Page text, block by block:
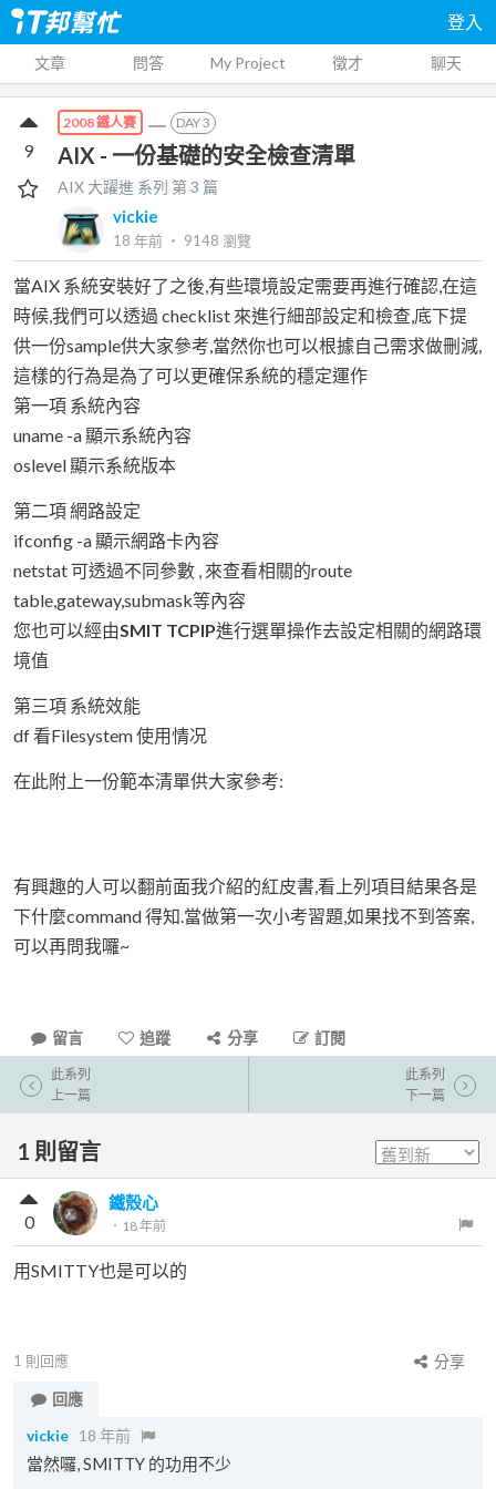
登入
文章 問答 My Project 徵才 聊天
2008 鐵人賽 DAY3
AIX - 一份基礎的安全檢查清單
AIX 大躍進 系列 第3 篇
vickie
18 年前 ‧ 9148 瀏覽
9
當AIX 系統安裝好了之後,有些環境設定需要再進行確認,在這
時候,我們可以透過 checklist 來進行細部設定和檢查,底下提
供一份sample供大家參考,當然你也可以根據自己需求做刪減,
這樣的行為是為了可以更確保系統的穩定運作
第一項 系統內容
uname -a 顯示系統內容
oslevel 顯示系統版本
第二項 網路設定
ifconfig -a 顯示網路卡內容
netstat 可透過不同參數 , 來查看相關的route
table,gateway,submask等內容
您也可以經由SMIT TCPIP進行選單操作去設定相關的網路環
境值
第三項 系統效能
df 看Filesystem 使用情况
在此附上一份範本清單供大家參考:
有興趣的人可以翻前面我介紹的紅皮書,看上列項目結果各是
下什麼command 得知.當做第一次小考習題,如果找不到答案,
可以再問我囉~
留言 追蹤 分享 訂閱
此系列
上一篇
此系列
下一篇
1 則留言
鐵殼心
． 18 年前
0
用SMITTY也是可以的
1 則回應
分享
回應
vickie 18 年前
當然囉, SMITTY 的功用不少